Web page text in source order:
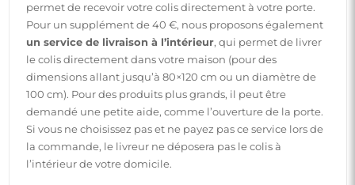
permet de recevoir votre colis directement à votre porte.
Pour un supplément de 40 €, nous proposons également
un service de livraison à l’intérieur, qui permet de livrer
le colis directement dans votre maison (pour des
dimensions allant jusqu’à 80×120 cm ou un diamètre de
100 cm). Pour des produits plus grands, il peut être
demandé une petite aide, comme l’ouverture de la porte.
Si vous ne choisissez pas et ne payez pas ce service lors de
la commande, le livreur ne déposera pas le colis à
l’intérieur de votre domicile.